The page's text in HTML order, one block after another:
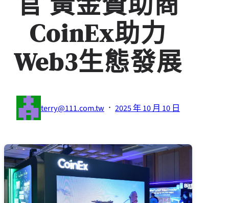
CoinEx助力
Web3生態發展
terry@111.com.tw · 2025 年 10 月 10 日